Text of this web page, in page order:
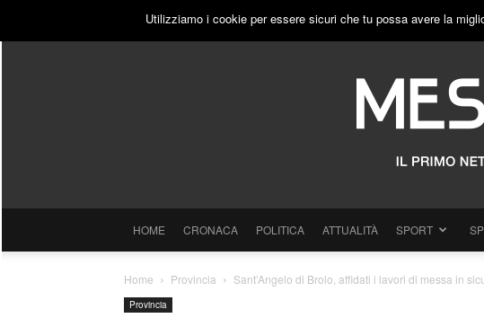
VENERDÌ, 7 AGOSTO 2026 PUBBLICITÀ
HOME CRONACA POLITICA ATTUALITÀ SPORT
Home Provincia Sant’Angelo di Brolo, affidati i lavori di messa in
Provincia
Utilizziamo i cookie per essere sicuri che tu possa avere la